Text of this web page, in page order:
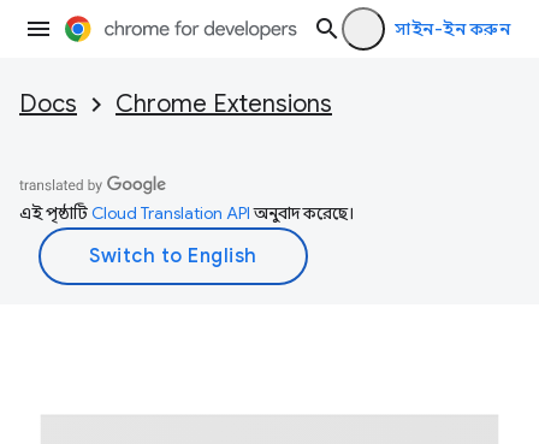
সাইন-ইন করুন
Docs Chrome Extensions
এই পৃষ্ঠাটিCloud Translation APIঅনুবাদ করেছে।